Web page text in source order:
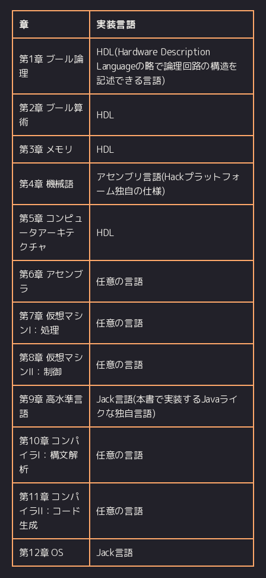
章 実装言語
第1章 ブール論
理
HDL(Hardware Description
Languageの略で論理回路の構造を
記述できる言語)
第2章 ブール算
術
HDL
第3章 メモリ HDL
第4章 機械語
アセンブリ言語(Hackプラットフォ
ーム独自の仕様)
第5章 コンピュ
ータアーキテ
クチャ
HDL
第6章 アセンブ
ラ
任意の言語
第7章 仮想マシ
ンI：処理
任意の言語
第8章 仮想マシ
ンII：制御
任意の言語
第9章 高水準言
語
Jack言語(本書で実装するJavaライ
クな独自言語)
第10章 コンパ
イラI：構文解
析
任意の言語
第11章 コンパ
イラII：コード
生成
任意の言語
第12章 OS Jack言語